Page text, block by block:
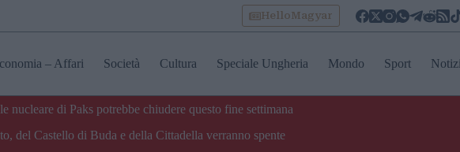
HelloMagyar
– Affari Società Cultura Speciale Ungheria Mondo Sport
nucleare di Paks potrebbe chiudere questo fine settimana
del Castello di Buda e della Cittadella verranno spente